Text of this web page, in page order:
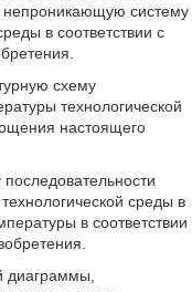
непроникающую систему
в соответствии с
схему
технологической
настоящего
среды в
в соответствии
диаграммы,